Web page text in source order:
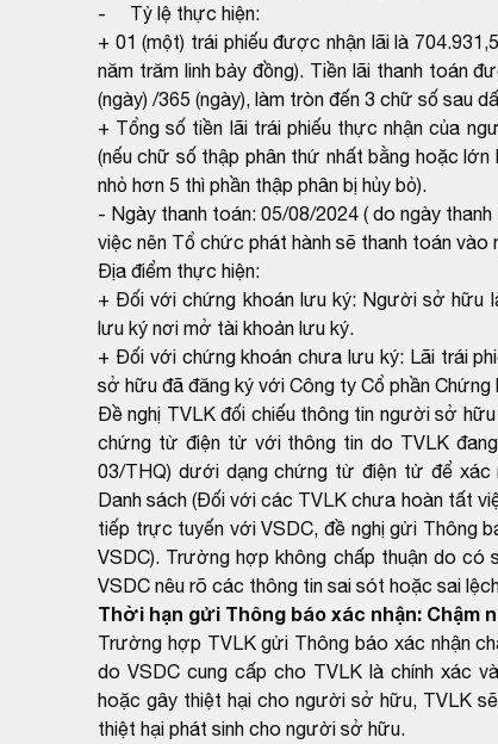
- Tỷ lệ thực hiện:
+ 01 (một) trái phiếu được nhận lãi là
năm trăm linh bảy đồng). Tiền lãi thanh toán
(ngày) /365 (ngày), làm tròn đến 3 chữ số sau
+ Tổng số tiền lãi trái phiếu thực nhận của
(nếu chữ số thập phân thứ nhất bằng hoặc
nhỏ hơn 5 thì phần thập phân bị hủy bỏ).
- Ngày thanh toán: 05/08/2024 ( do ngày
việc nên Tổ chức phát hành sẽ thanh toán vào
Địa điểm thực hiện:
+ Đối với chứng khoán lưu ký: Người sở hữu
lưu ký nơi mở tài khoản lưu ký.
+ Đối với chứng khoán chưa lưu ký: Lãi trái
sở hữu đã đăng ký với Công ty Cổ phần
Đề nghị TVLK đối chiếu thông tin người sở
chứng từ điện tử với thông tin do TVLK
03/THQ) dưới dạng chứng từ điện tử để xác
Danh sách (Đối với các TVLK chưa hoàn tất
tiếp trực tuyến với VSDC, đề nghị gửi Thông
VSDC). Trường hợp không chấp thuận do có
VSDC nêu rõ các thông tin sai sót hoặc sai
Thời hạn gửi Thông báo xác nhận: Chậm
Trường hợp TVLK gửi Thông báo xác nhận
do VSDC cung cấp cho TVLK là chính xác
hoặc gây thiệt hại cho người sở hữu, TVLK
thiệt hại phát sinh cho người sở hữu.